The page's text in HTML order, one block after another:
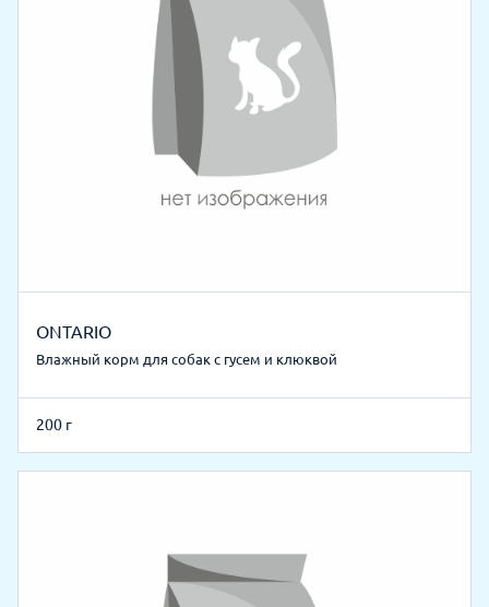
ONTARIO
Влажный корм для собак с гусем и клюквой
200 г